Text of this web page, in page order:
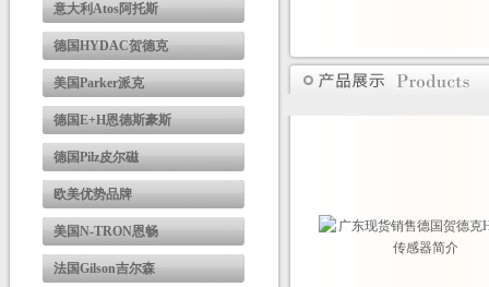
意大利Atos阿托斯
德国HYDAC贺德克
美国Parker派克
德国E+H恩德斯豪斯
德国Pilz皮尔磁
欧美优势品牌
美国N-TRON恩畅
法国Gilson吉尔森